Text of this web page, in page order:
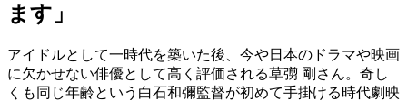
ます」
アイドルとして一時代を築いた後、今や日本のドラマや映画
に欠かせない俳優として高く評価される草彅 剛さん。奇し
くも同じ年齢という白石和彌監督が初めて手掛ける時代劇映